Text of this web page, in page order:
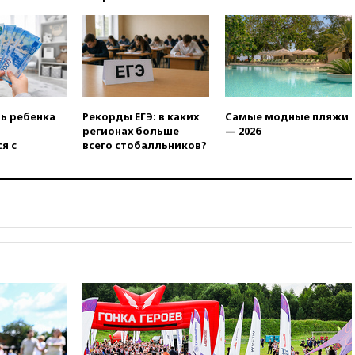
для поступления в вузы
20:15
Минтранс предложил
оплачивать защиту дорог от
БПЛА из средств на ремонт
20:00
Зеленский 8 августа
посетит Сербию с
официальным визитом
19:58
19:35WP: Трамп призвал
2028 года
19:20Число ломбардов в РФ
превысило максимум 2022
года
ребенка
с
Рекорды ЕГЭ: в каких
регионах больше
всего стобалльников?
Самые модные пляжи
— 2026